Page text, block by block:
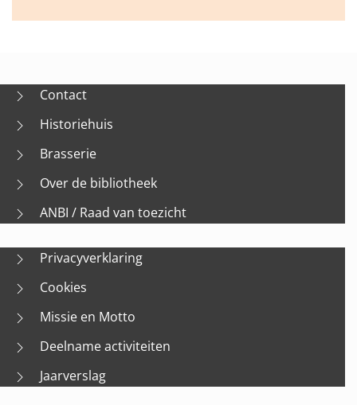
Contact
Historiehuis
Brasserie
Over de bibliotheek
ANBI / Raad van toezicht
Privacyverklaring
Cookies
Missie en Motto
Deelname activiteiten
Jaarverslag